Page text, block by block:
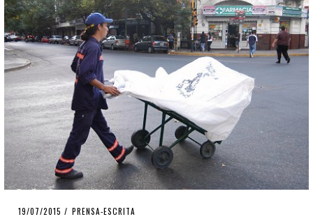
POSTED
19/07/2015 19/07/2015
PRENSA-ESCRITA